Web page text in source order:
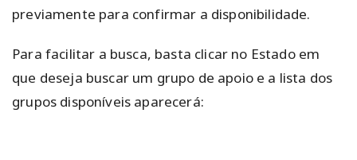
previamente para confirmar a disponibilidade.
Para facilitar a busca, basta clicar no Estado em
que deseja buscar um grupo de apoio e a lista dos
grupos disponíveis aparecerá: